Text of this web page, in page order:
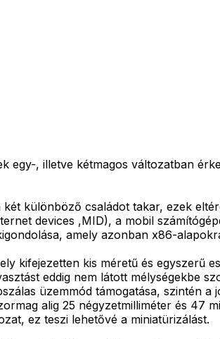
egy-, illetve kétmagos változatban
különböző családot takar, ezek
devices ,MID), a mobil
amely azonban x86-
kifejezetten kis méretű és egyszerű
eddig nem látott mélységekbe
üzemmód támogatása, szintén a
alig 25 négyzetmilliméter és 47
ez teszi lehetővé a miniatürizálást.